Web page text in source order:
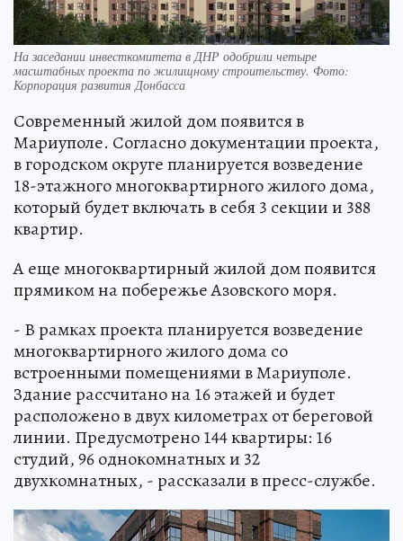
На заседании инвесткомитета в ДНР одобрили четыре
масштабных проекта по жилищному строительству. Фото:
Корпорация развития Донбасса
Современный жилой дом появится в
Мариуполе. Согласно документации проекта,
в городском округе планируется возведение
18-этажного многоквартирного жилого дома,
который будет включать в себя 3 секции и 388
квартир.
А еще многоквартирный жилой дом появится
прямиком на побережье Азовского моря.
- В рамках проекта планируется возведение
многоквартирного жилого дома со
встроенными помещениями в Мариуполе.
Здание рассчитано на 16 этажей и будет
расположено в двух километрах от береговой
линии. Предусмотрено 144 квартиры: 16
студий, 96 однокомнатных и 32
двухкомнатных, - рассказали в пресс-службе.